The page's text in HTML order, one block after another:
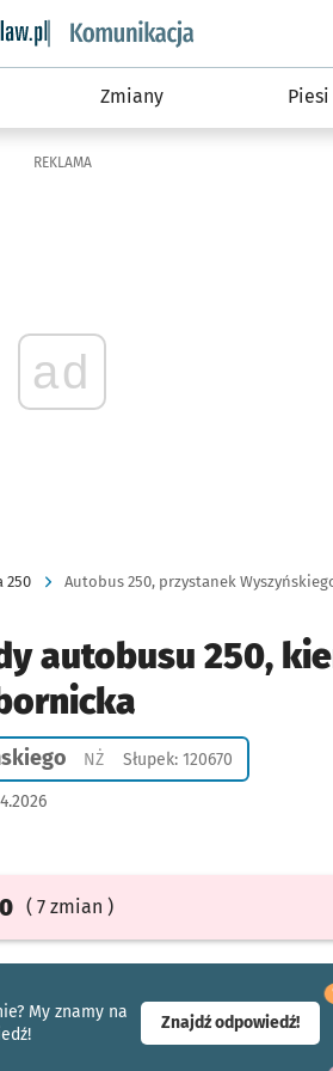
wroclaw.pl podserwis:
Zmiany Piesi
REKLAMA
ad
250 Autobus 250, przystanek
autobusu 250,
NŻPrzystanek na życzenie
Słupek: 120670
( 7 zmian )
My znamy na
Znajdź odpowiedź!-